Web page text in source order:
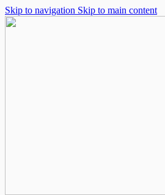
Skip to navigation Skip to main content